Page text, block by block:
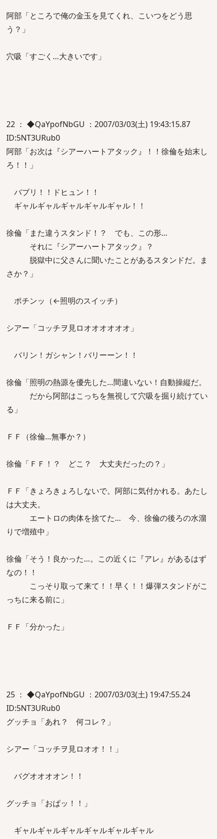
阿部「ところで俺の金玉を見てくれ、こいつをどう思
う？」
穴吸「すごく…大きいです」
22 ： ◆QaYpofNbGU ：2007/03/03(土) 19:43:15.87
ID:5NT3URub0
阿部「お次は『シアーハートアタック』！！徐倫を始末し
ろ！！」
バブリ！！ドヒュン！！
ギャルギャルギャルギャルギャル！！
徐倫「また違うスタンド！？ でも、この形…
それに『シアーハートアタック』？
脱獄中に父さんに聞いたことがあるスタンドだ。ま
さか？」
ポチンッ（←照明のスイッチ）
シアー「コッチヲ見ロオオオオオオ」
バリン！ガシャン！バリーーン！！
徐倫「照明の熱源を優先した…間違いない！自動操縦だ。
だから阿部はこっちを無視して穴吸を掘り続けてい
る」
ＦＦ（徐倫…無事か？）
徐倫「ＦＦ！？ どこ？ 大丈夫だったの？」
ＦＦ「きょろきょろしないで。阿部に気付かれる。あたし
は大丈夫。
エートロの肉体を捨てた… 今、徐倫の後ろの水溜
りで増殖中」
徐倫「そう！良かった…。この近くに『アレ』があるはず
なの！！
こっそり取って来て！！早く！！爆弾スタンドがこ
っちに来る前に」
ＦＦ「分かった」
25 ： ◆QaYpofNbGU ：2007/03/03(土) 19:47:55.24
ID:5NT3URub0
グッチョ「あれ？ 何コレ？」
シアー「コッチヲ見ロオオ！！」
バグオオオオン！！
グッチョ「おぱッ！！」
ギャルギャルギャルギャルギャルギャル